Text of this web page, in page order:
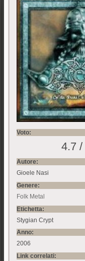
Voto:
4.7 /
Autore:
Gioele Nasi
Genere:
Folk Metal
Etichetta:
Stygian Crypt
Anno:
2006
Link correlati: